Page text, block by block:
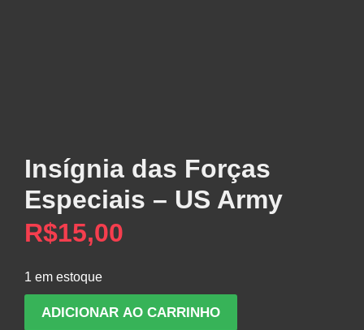
Insígnia das Forças
Especiais – US Army
R$15,00
1 em estoque
das
ADICIONAR AO CARRINHO